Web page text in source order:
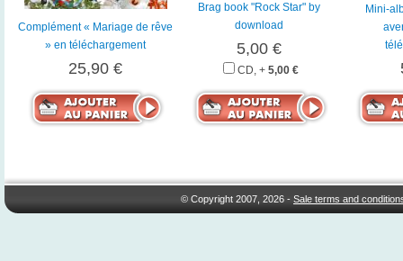
Complément « Mariage de rêve
» en téléchargement
25,90 €
Brag book "Rock Star" by
download
5,00 €
CD, + 5,00 €
Mini-
© Copyright 2007, 2026 -Sale terms and